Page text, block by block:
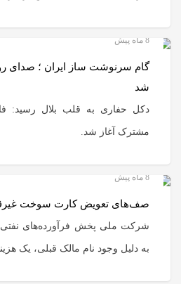
8 ماه پیش
گام سرنوشت ساز ایران ؛ صدای
شد
دکل حفاری به قلب بلال رسید:
مشترک آغاز شد.
8 ماه پیش
صف‌های تعویض کارت سوخت
شرکت ملی پخش فرآورده‌های نفتی
به دلیل وجود نام مالک قبلی، یک